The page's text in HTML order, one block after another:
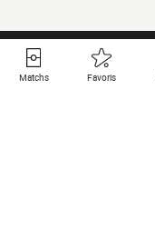
Matchs Favoris